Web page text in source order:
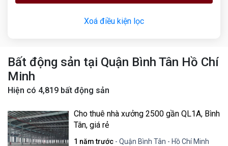
Xoá điều kiện lọc
Bất động sản tại Quận Bình Tân Hồ Chí
Minh
Hiện có 4,819 bất động sản
Cho thuê nhà xưởng 2500 gần QL1A, Bình
Tân, giá rẻ
1 năm trước - Quận Bình Tân - Hồ Chí Minh